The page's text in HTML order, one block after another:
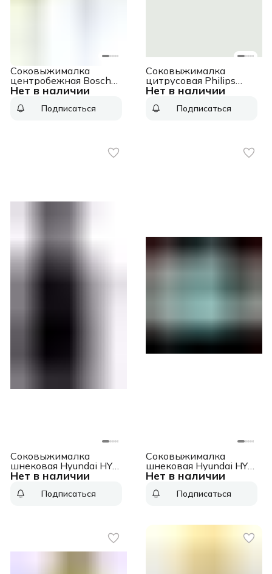
Нет в наличии
Соковыжималка
центробежная Bosch
MES25G0 700Вт
белый/зеленый
Подписаться
Нет в наличии
Соковыжималка
цитрусовая Philips
HR2738/00 25Вт
Подписаться
Нет в наличии
Соковыжималка
шнековая Hyundai HY-
JS2323 120Вт
Подписаться
Нет в наличии
Соковыжималка
шнековая Hyundai HY-
JS6534 300Вт
светло-синий
Подписаться